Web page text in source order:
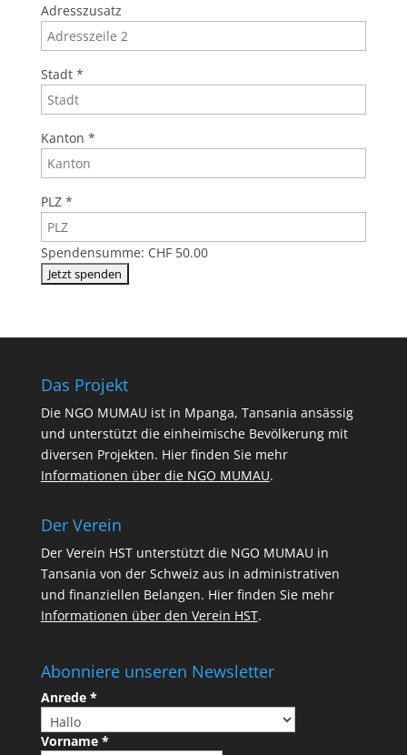
Adresszusatz
Stadt *
Kanton *
PLZ *
Spendensumme: CHF 50.00
Das Projekt
Die NGO MUMAU ist in Mpanga, Tansania ansässig
und unterstützt die einheimische Bevölkerung mit
diversen Projekten. Hier finden Sie mehr
Informationen über die NGO MUMAU.
Der Verein
Der Verein HST unterstützt die NGO MUMAU in
Tansania von der Schweiz aus in administrativen
und finanziellen Belangen. Hier finden Sie mehr
Informationen über den Verein HST.
Abonniere unseren Newsletter
Anrede *
Vorname *